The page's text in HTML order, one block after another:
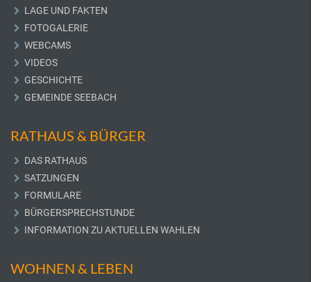
LAGE UND FAKTEN
FOTOGALERIE
WEBCAMS
VIDEOS
GESCHICHTE
GEMEINDE SEEBACH
RATHAUS & BÜRGER
DAS RATHAUS
SATZUNGEN
FORMULARE
BÜRGERSPRECHSTUNDE
INFORMATION ZU AKTUELLEN WAHLEN
WOHNEN & LEBEN